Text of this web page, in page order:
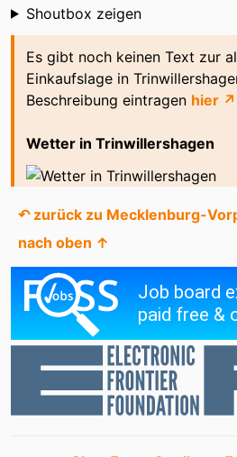
Shoutbox
Shoutbox zeigen
Es gibt noch keinen Text zur
Einkaufslage in
Beschreibung eintragen hier ↗
Wetter in Trinwillershagen
↶ zurück zu Mecklenburg-
nach oben ↑